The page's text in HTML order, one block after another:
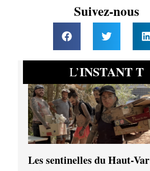
Suivez-nous
L’INSTANT T
Les sentinelles du Haut-Var